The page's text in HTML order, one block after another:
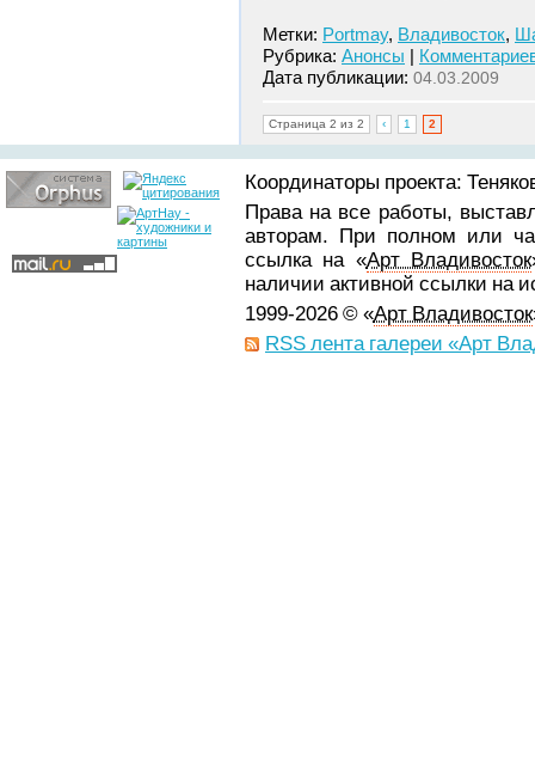
Метки: Portmay, Владивосток,
Рубрика: Анонсы |
Дата публикации: 04.03.2009
Страница 2 из 2 ‹ 1 2
Координаторы проекта:
Права на все работы,
авторам. При полном или
ссылка на «Арт Владивосток
наличии активной ссылки на
1999-2026 © «Арт Владивосток
RSS лента галереи «Арт